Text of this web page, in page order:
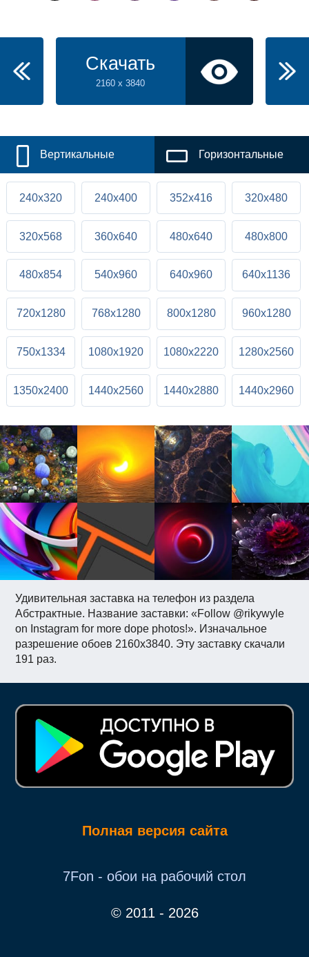
Удивительная заставка на телефон из раздела
Абстрактные. Название заставки: «Follow @rikywyle
on Instagram for more dope photos!». Изначальное
разрешение обоев 2160x3840. Эту заставку скачали
191 раз.
Скачать
2160 x 3840
Вертикальные Горизонтальные
240x320 240x400 352x416 320x480
320x568 360x640 480x640 480x800
480x854 540x960 640x960 640x1136
720x1280 768x1280 800x1280 960x1280
750x1334 1080x1920 1080x2220 1280x2560
1350x2400 1440x2560 1440x2880 1440x2960
Полная версия сайта
7Fon - обои на рабочий стол
© 2011 - 2026